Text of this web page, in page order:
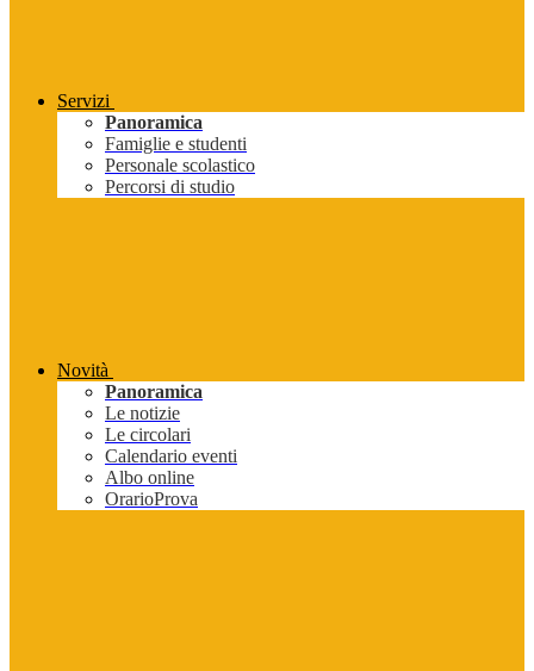
Servizi
Panoramica
Famiglie e studenti
Personale scolastico
Percorsi di studio
Novità
Panoramica
Le notizie
Le circolari
Calendario eventi
Albo online
OrarioProva